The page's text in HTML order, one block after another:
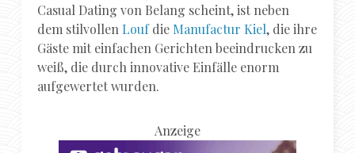
Casual Dating von Belang scheint, ist neben
dem stilvollen Loufdie Manufactur Kiel, die ihre
Gäste mit einfachen Gerichten beeindrucken zu
weiß, die durch innovative Einfälle enorm
aufgewertet wurden.
Anzeige